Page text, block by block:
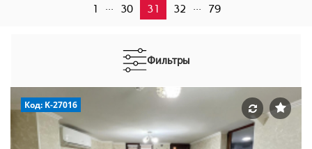
1
... 30 31 32 ... 79
Фильтры
Код: K-27016